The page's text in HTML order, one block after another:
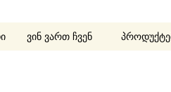
ვინ ვართ ჩვენ